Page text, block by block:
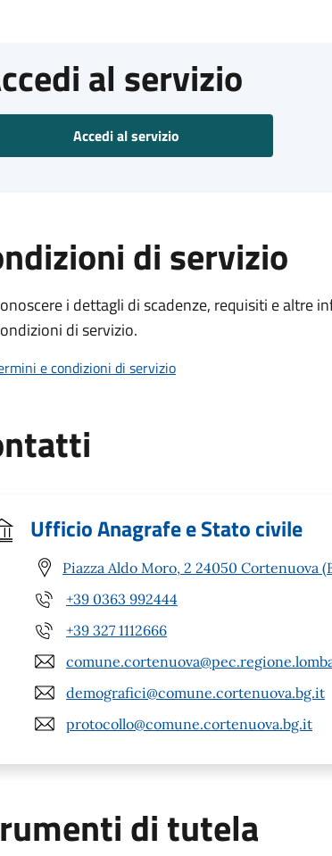
al servizio
Accedi al servizio
di servizio
i dettagli di scadenze, requisiti e altre
di servizio.
e condizioni di servizio
Ufficio Anagrafe e Stato civile
Piazza Aldo Moro, 2 24050 Cortenuova
+39 0363 992444
+39 327 1112666
demografici@comune.cortenuova.bg.it
protocollo@comune.cortenuova.bg.it
di tutela